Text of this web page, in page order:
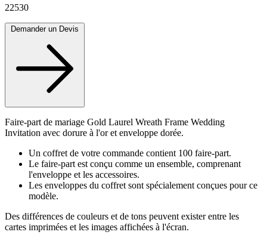
22530
Faire-part de mariage Gold Laurel Wreath Frame Wedding
Invitation avec dorure à l'or et enveloppe dorée.
Un coffret de votre commande contient 100 faire-part.
Le faire-part est conçu comme un ensemble, comprenant
l'enveloppe et les accessoires.
Les enveloppes du coffret sont spécialement conçues pour ce
modèle.
Des différences de couleurs et de tons peuvent exister entre les
cartes imprimées et les images affichées à l'écran.